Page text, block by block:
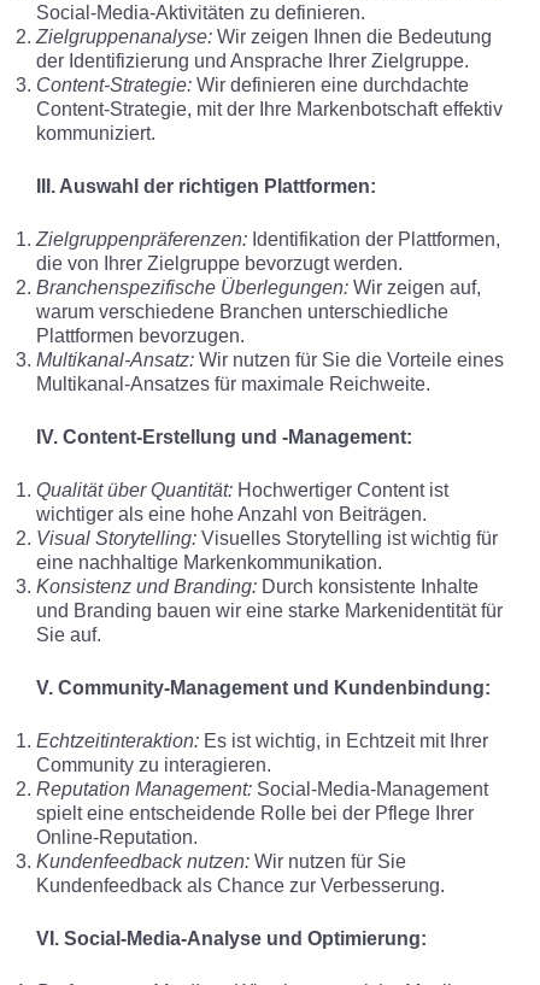
Social-Media-Aktivitäten zu definieren.
Zielgruppenanalyse: Wir zeigen Ihnen die Bedeutung
der Identifizierung und Ansprache Ihrer Zielgruppe.
Content-Strategie: Wir definieren eine durchdachte
Content-Strategie, mit der Ihre Markenbotschaft effektiv
kommuniziert.
III. Auswahl der richtigen Plattformen:
Zielgruppenpräferenzen: Identifikation der Plattformen,
die von Ihrer Zielgruppe bevorzugt werden.
Branchenspezifische Überlegungen: Wir zeigen auf,
warum verschiedene Branchen unterschiedliche
Plattformen bevorzugen.
Multikanal-Ansatz: Wir nutzen für Sie die Vorteile eines
Multikanal-Ansatzes für maximale Reichweite.
IV. Content-Erstellung und -Management:
Qualität über Quantität: Hochwertiger Content ist
wichtiger als eine hohe Anzahl von Beiträgen.
Visual Storytelling: Visuelles Storytelling ist wichtig für
eine nachhaltige Markenkommunikation.
Konsistenz und Branding: Durch konsistente Inhalte
und Branding bauen wir eine starke Markenidentität für
Sie auf.
V. Community-Management und Kundenbindung:
Echtzeitinteraktion: Es ist wichtig, in Echtzeit mit Ihrer
Community zu interagieren.
Reputation Management: Social-Media-Management
spielt eine entscheidende Rolle bei der Pflege Ihrer
Online-Reputation.
Kundenfeedback nutzen: Wir nutzen für Sie
Kundenfeedback als Chance zur Verbesserung.
VI. Social-Media-Analyse und Optimierung: